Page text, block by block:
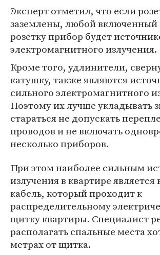
Эксперт отметил, что если
заземлены, любой включенный
розетку прибор будет
электромагнитного излучения.
Кроме того, удлинители,
катушку, также являются
сильного электромагнитного
Поэтому их лучше укладывать
стараться не допускать
проводов и не включать
несколько приборов.
При этом наиболее сильным
излучения в квартире
кабель, который проходит к
распределительному
щитку квартиры. Специалист
располагать спальные места
метрах от щитка.